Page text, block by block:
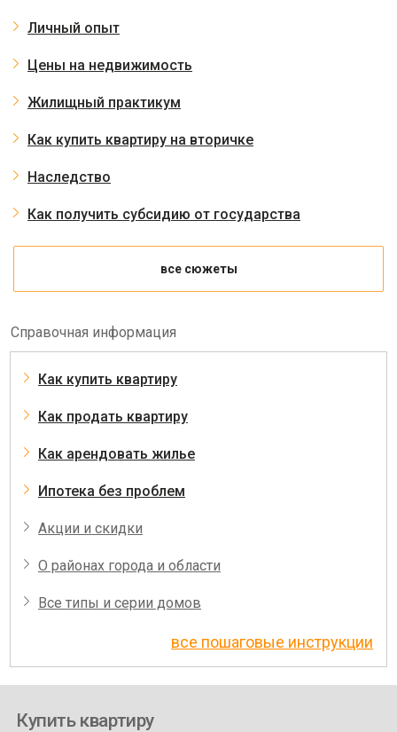
Личный опыт
Цены на недвижимость
Жилищный практикум
Как купить квартиру на вторичке
Наследство
Как получить субсидию от государства
все сюжеты
Справочная информация
Как купить квартиру
Как продать квартиру
Как арендовать жилье
Ипотека без проблем
Акции и скидки
О районах города и области
Все типы и серии домов
все пошаговые инструкции
Купить квартиру